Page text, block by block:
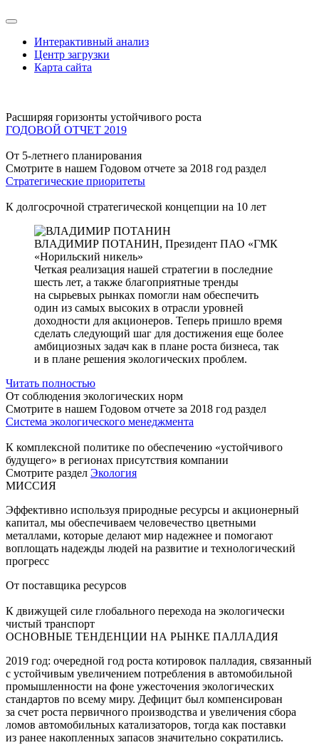
Интерактивный анализ
Центр загрузки
Карта сайта
Расширяя горизонты устойчивого роста
ГОДОВОЙ ОТЧЕТ 2019
От 5-летнего планирования
Смотрите в нашем Годовом отчете за 2018 год раздел
Стратегические приоритеты
К долгосрочной стратегической концепции на 10 лет
ВЛАДИМИР ПОТАНИН, Президент ПАО «ГМК
«Норильский никель»
Четкая реализация нашей стратегии в последние
шесть лет, а также благоприятные тренды
на сырьевых рынках помогли нам обеспечить
один из самых высоких в отрасли уровней
доходности для акционеров. Теперь пришло время
сделать следующий шаг для достижения еще более
амбициозных задач как в плане роста бизнеса, так
и в плане решения экологических проблем.
Читать полностью
От соблюдения экологических норм
Смотрите в нашем Годовом отчете за 2018 год раздел
Система экологического менеджмента
К комплексной политике по обеспечению «устойчивого
будущего» в регионах присутствия компании
Смотрите раздел Экология
МИССИЯ
Эффективно используя природные ресурсы и акционерный
капитал, мы обеспечиваем человечество цветными
металлами, которые делают мир надежнее и помогают
воплощать надежды людей на развитие и технологический
прогресс
От поставщика ресурсов
К движущей силе глобального перехода на экологически
чистый транспорт
ОСНОВНЫЕ ТЕНДЕНЦИИ НА РЫНКЕ ПАЛЛАДИЯ
2019 год: очередной год роста котировок палладия, связанный
с устойчивым увеличением потребления в автомобильной
промышленности на фоне ужесточения экологических
стандартов по всему миру. Дефицит был компенсирован
за счет роста первичного производства и увеличения сбора
ломов автомобильных катализаторов, тогда как поставки
из ранее накопленных запасов значительно сократились.